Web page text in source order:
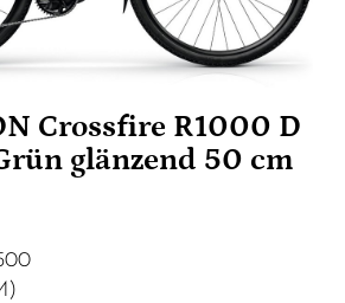
Crossfire R1000 D
glänzend 50 cm